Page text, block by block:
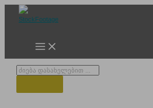
Products